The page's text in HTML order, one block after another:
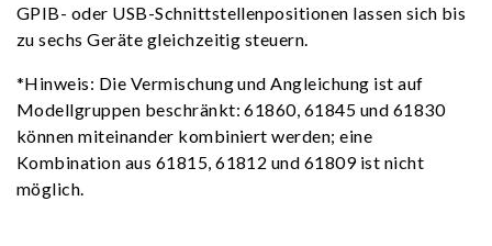
GPIB- oder USB-Schnittstellenpositionen lassen sich bis
zu sechs Geräte gleichzeitig steuern.
*Hinweis: Die Vermischung und Angleichung ist auf
Modellgruppen beschränkt: 61860, 61845 und 61830
können miteinander kombiniert werden; eine
Kombination aus 61815, 61812 und 61809 ist nicht
möglich.